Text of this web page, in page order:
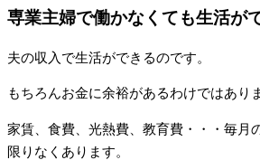
専業主婦で働かなくても生活が
夫の収入で生活ができるのです。
もちろんお金に余裕があるわけではあり
家賃、食費、光熱費、教育費・・・毎月
限りなくあります。